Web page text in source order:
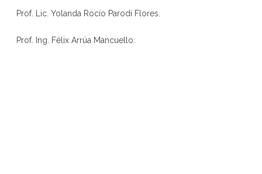
Prof. Lic. Yolanda Rocío Parodi Flores.
Prof. Ing. Félix Arrúa Mancuello.